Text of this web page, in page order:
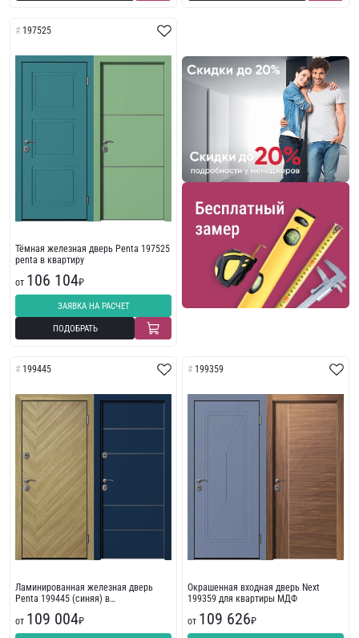
197525
Тёмная железная дверь Penta 197525
penta в квартиру
от 106 104₽
ЗАЯВКА НА РАСЧЕТ
ПОДОБРАТЬ
199445
Ламинированная железная дверь
Penta 199445 (синяя) в
от 109 004₽
199359
Окрашенная входная дверь Next
199359 для квартиры МДФ
от 109 626₽